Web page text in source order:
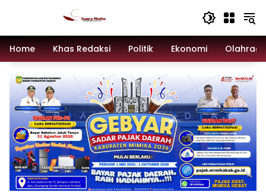
Home
Khas Redaksi Politik Ekonomi